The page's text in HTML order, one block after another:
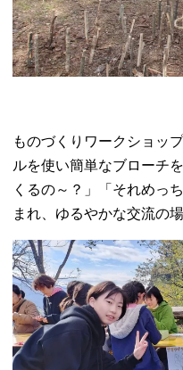
ものづくりワークショッ
ルを使い簡単なブローチ
くるの～？」「それめっ
まれ、ゆるやかな交流の